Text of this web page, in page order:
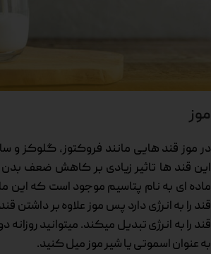
موز
در موز قند هایی مانند فروکتوز، گلوکز و
این قند ها تاثیر زیادی بر کاهش ضعف بدن
ماده ای به نام پتاسیم موجود است که این
قند را به انرژی دارد پس موز علاوه بر داشتن
قند را به انرژی تبدیل میکند. میتوانید روزانه
به عنوان اسموتی یا شیر موز میل کنید.